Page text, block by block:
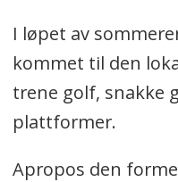
I løpet av
kommet til den
trene golf, snakke
plattformer.
Apropos den